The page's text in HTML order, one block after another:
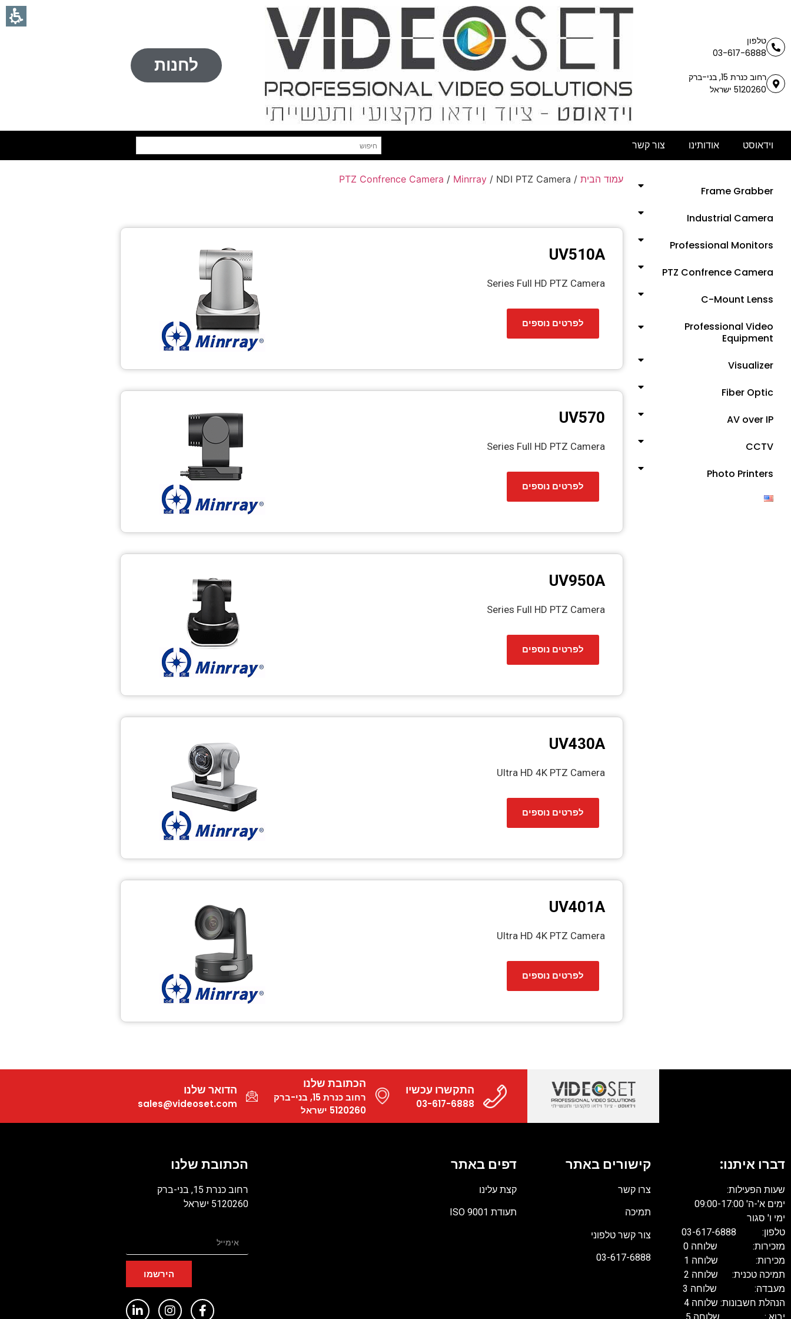
טלפון
03-617-6888
רחוב כנרת 15, בני-ברק
5120260 ישראל
לחנות
וידאוסט אודותינו צור קשר
Frame Grabber
Industrial Camera
Professional Monitors
PTZ Confrence Camera
C-Mount Lenss
Professional Video
Equipment
Visualizer
Fiber Optic
AV over IP
CCTV
Photo Printers
עמוד הבית /
PTZ Confrence Camera / Minrray / NDI PTZ Camera
UV510A
Series Full HD PTZ Camera
לפרטים נוספים
UV570
Series Full HD PTZ Camera
לפרטים נוספים
UV950A
Series Full HD PTZ Camera
לפרטים נוספים
UV430A
Ultra HD 4K PTZ Camera
לפרטים נוספים
UV401A
Ultra HD 4K PTZ Camera
לפרטים נוספים
התקשרו עכשיו
03-617-6888
הכתובת שלנו
רחוב כנרת 15, בני-ברק
5120260 ישראל
הדואר שלנו
sales@videoset.com
דברו איתנו:
שעות הפעילות:
ימים א'-ה' 09:00-17:00
ימי ו' סגור
טלפון: 03-617-6888
מזכירות: שלוחה 0
מכירות: שלוחה 1
תמיכה טכנית: שלוחה 2
מעבדה: שלוחה 3
הנהלת חשבונות: שלוחה 4
קישורים באתר
צרו קשר
תמיכה
צור קשר טלפוני
03-617-6888
דפים באתר
קצת עלינו
תעודת ISO 9001
הכתובת שלנו
רחוב כנרת 15, בני-ברק
5120260 ישראל
הירשמו